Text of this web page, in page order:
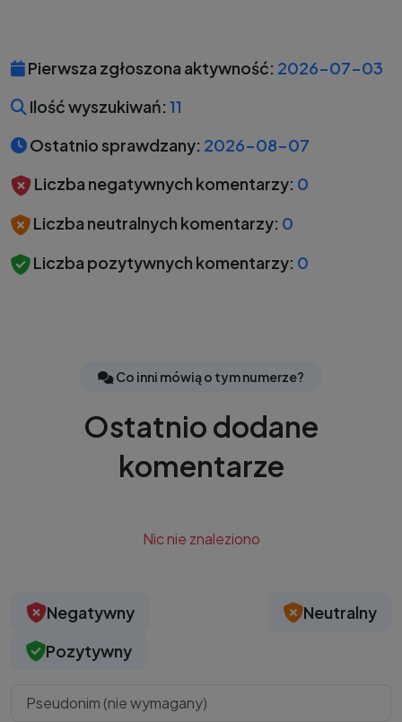
Pierwsza zgłoszona aktywność: 2026-07-03
Ilość wyszukiwań: 11
Ostatnio sprawdzany: 2026-08-07
Liczba negatywnych komentarzy: 0
Liczba neutralnych komentarzy: 0
Liczba pozytywnych komentarzy: 0
Co inni mówią o tym numerze?
Ostatnio dodane
komentarze
Nic nie znaleziono
Negatywny
Neutralny
Pozytywny